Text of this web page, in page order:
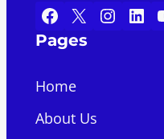
Facebook X Instagram LinkedIn
Pages
Home
About Us